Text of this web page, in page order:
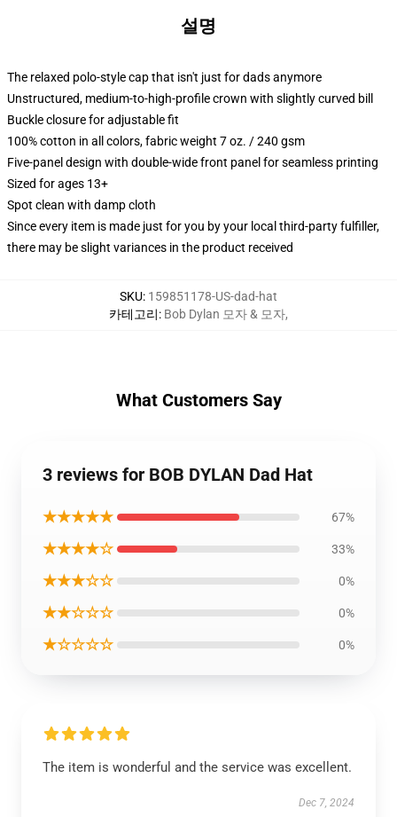
설명
The relaxed polo-style cap that isn't just for dads anymore
Unstructured, medium-to-high-profile crown with slightly curved bill
Buckle closure for adjustable fit
100% cotton in all colors, fabric weight 7 oz. / 240 gsm
Five-panel design with double-wide front panel for seamless printing
Sized for ages 13+
Spot clean with damp cloth
Since every item is made just for you by your local third-party fulfiller,
there may be slight variances in the product received
SKU: 159851178-US-dad-hat
카테고리: Bob Dylan 모자 & 모자,
What Customers Say
3 reviews for BOB DYLAN Dad Hat
★★★★★ 67%
★★★★☆ 33%
★★★☆☆ 0%
★★☆☆☆ 0%
★☆☆☆☆ 0%
The item is wonderful and the service was excellent.
Dec 7, 2024